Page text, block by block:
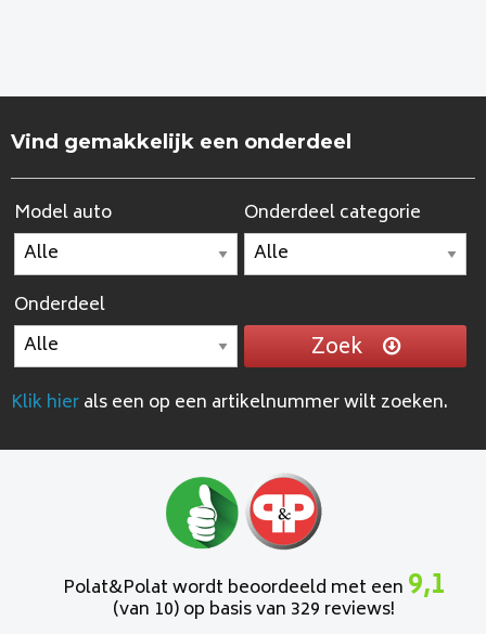
Vind gemakkelijk een onderdeel
Model auto Onderdeel categorie
Onderdeel
Zoek
Klik hierals een op een artikelnummer wilt zoeken.
Polat&Polat wordt beoordeeld met een 9,1
(van 10) op basis van 329 reviews!